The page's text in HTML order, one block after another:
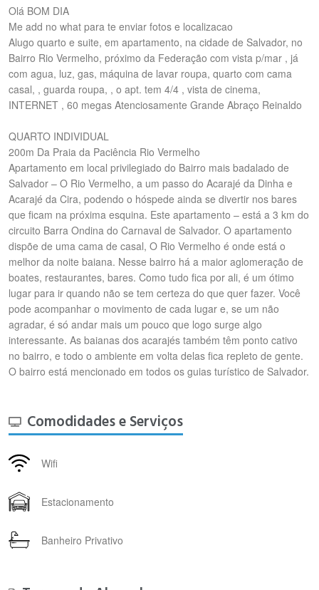
Olá BOM DIA
Me add no what para te enviar fotos e localizacao
Alugo quarto e suite, em apartamento, na cidade de Salvador, no
Bairro Rio Vermelho, próximo da Federação com vista p/mar , já
com agua, luz, gas, máquina de lavar roupa, quarto com cama
casal, , guarda roupa, , o apt. tem 4/4 , vista de cinema,
INTERNET , 60 megas Atenciosamente Grande Abraço Reinaldo
QUARTO INDIVIDUAL
200m Da Praia da Paciência Rio Vermelho
Apartamento em local privilegiado do Bairro mais badalado de
Salvador – O Rio Vermelho, a um passo do Acarajé da Dinha e
Acarajé da Cira, podendo o hóspede ainda se divertir nos bares
que ficam na próxima esquina. Este apartamento – está a 3 km do
circuito Barra Ondina do Carnaval de Salvador. O apartamento
dispõe de uma cama de casal, O Rio Vermelho é onde está o
melhor da noite baiana. Nesse bairro há a maior aglomeração de
boates, restaurantes, bares. Como tudo fica por ali, é um ótimo
lugar para ir quando não se tem certeza do que quer fazer. Você
pode acompanhar o movimento de cada lugar e, se um não
agradar, é só andar mais um pouco que logo surge algo
interessante. As baianas dos acarajés também têm ponto cativo
no bairro, e todo o ambiente em volta delas fica repleto de gente.
O bairro está mencionado em todos os guias turístico de Salvador.
Comodidades e Serviços
Wifi
Estacionamento
Banheiro Privativo